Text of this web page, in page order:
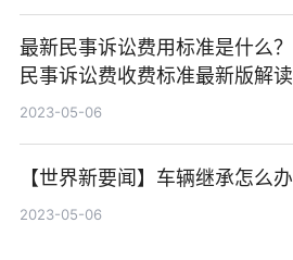
最新民事诉讼费用标准是什么？
民事诉讼费收费标准最新版解读
2023-05-06
【世界新要闻】车辆继承怎么办
2023-05-06